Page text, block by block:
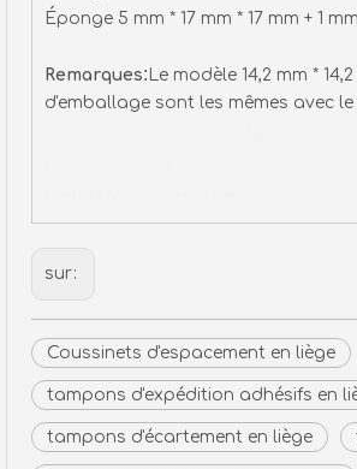
Éponge 5 mm * 17 mm * 17 mm
Remarques: Le modèle 14,2 mm *
d'emballage sont les mêmes avec le
sur:
Coussinets d'espacement en liège
tampons d'expédition adhésifs en
tampons d'écartement en liège